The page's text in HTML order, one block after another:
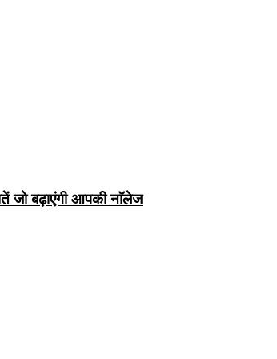
जो बढ़ाएंगी आपकी नाॅलेज